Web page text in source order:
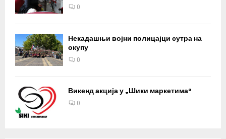
0
Некадашњи војни полицајци сутра на
окупу
0
Викенд акција у „Шики маркетима“
0